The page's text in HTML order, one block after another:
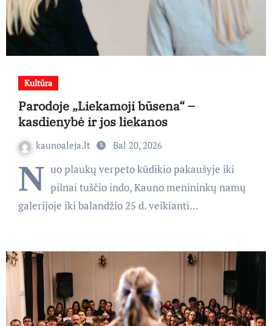
Kultūra
Parodoje „Liekamoji būsena“ –
kasdienybė ir jos liekanos
kaunoaleja.lt Bal 20, 2026
N uo plaukų verpeto kūdikio pakaušyje iki
pilnai tuščio indo, Kauno menininkų namų
galerijoje iki balandžio 25 d. veikianti…